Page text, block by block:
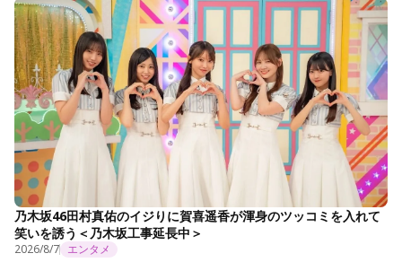
乃木坂46田村真佑のイジりに賀喜遥香が渾身のツッコミを入れて
笑いを誘う＜乃木坂工事延長中＞
2026/8/7 エンタメ